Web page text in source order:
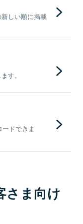
しい順に掲載
す。
ドできま
さま向け